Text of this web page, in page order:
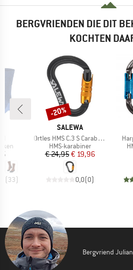
BERGVRIENDEN DIE DIT
KOCHTEN
(33)
MERK
SALEWA
Artikel
Ortles HMS C.3 S Carabiner
Productgroep
HMS-karabiner
Prijs
€ 24,95Verlaagde prijs
€ 19,96
0,0(0)
Korting
-20%
Bergvriend